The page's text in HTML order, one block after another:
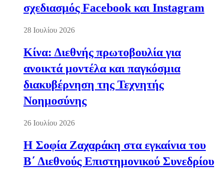
σχεδιασμός Facebook και Instagram
28 Ιουλίου 2026
Κίνα: Διεθνής πρωτοβουλία για
ανοικτά μοντέλα και παγκόσμια
διακυβέρνηση της Τεχνητής
Νοημοσύνης
26 Ιουλίου 2026
Η Σοφία Ζαχαράκη στα εγκαίνια του
Β΄ Διεθνούς Επιστημονικού Συνεδρίου